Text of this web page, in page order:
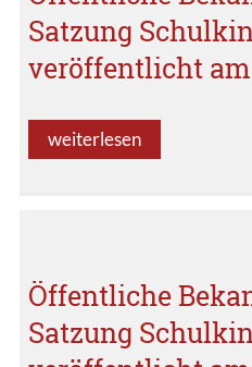
Satzung
veröffentlicht am
weiterlesen
Öffentliche
Satzung